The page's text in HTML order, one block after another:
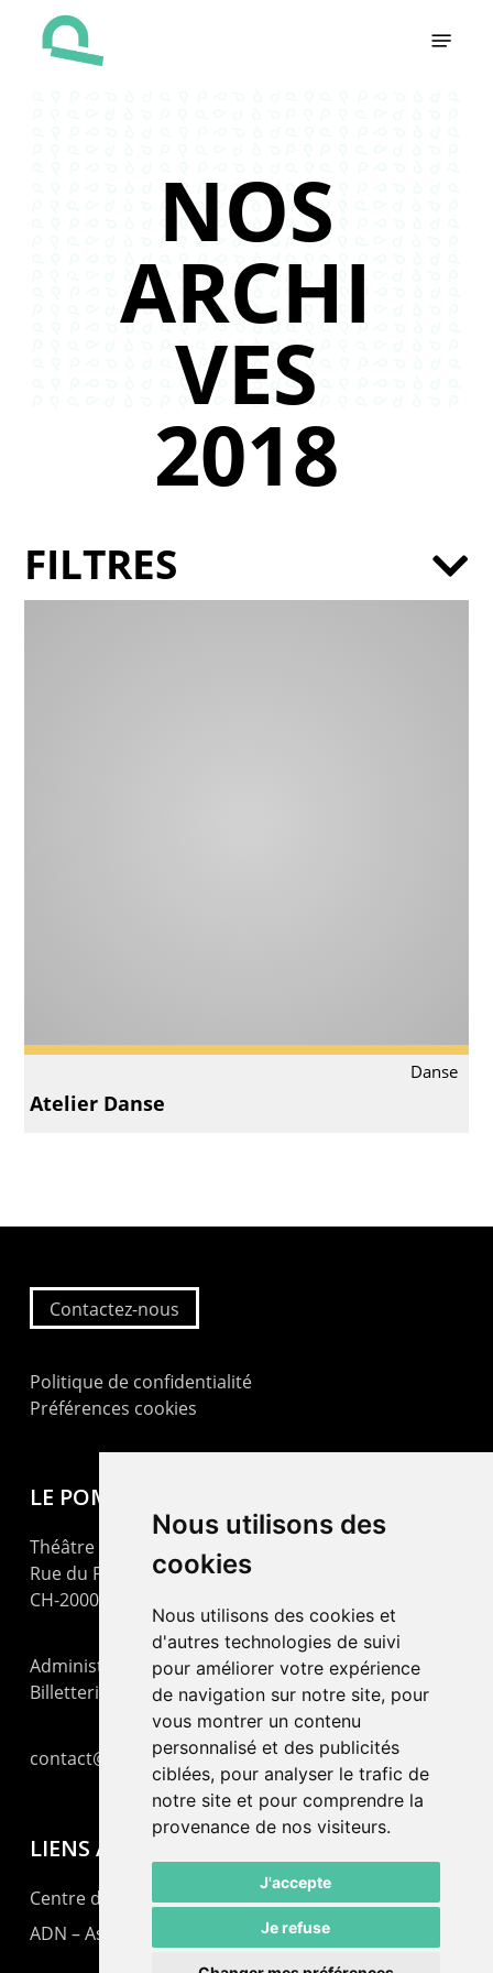
Nous utilisons des
cookies
Nous utilisons des cookies et
d'autres technologies de suivi
pour améliorer votre expérience
de navigation sur notre site, pour
vous montrer un contenu
personnalisé et des publicités
ciblées, pour analyser le trafic de
notre site et pour comprendre la
provenance de nos visiteurs.
J'accepte
Je refuse
NOS
ARCHI
VES
2018
Danse
Atelier Danse
FILTRES
Contactez-nous
Politique de confidentialité
Préférences cookies
LE POMMIER
Théâtre – Centre Culturel Neuchâtelois
Rue du Pommier 9
CH-2000 Neuchâtel
Administration : +41 32 725 03 03
Billetterie : +41 32 725 05 05
contact@lepommier.ch
LIENS AMIS
Centre de culture ABC
ADN – Association Danse Neuchâtel